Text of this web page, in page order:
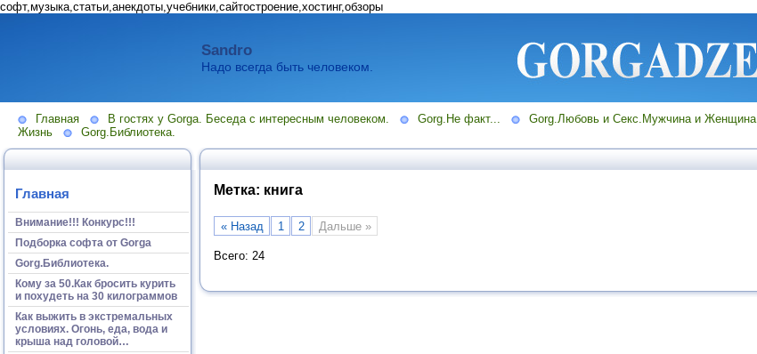
софт,музыка,статьи,анекдоты,учебники,сайтостроение,хостинг,обзоры
Sandro
Надо всегда быть человеком.
Главная В гостях у Gorga. Беседа с интересным человеком. Gorg.Не факт... Gorg.Любовь и Секс.Мужчина и Женщина
Жизнь
Gorg.Библиотека.
Главная
Внимание!!! Конкурс!!!
Подборка софта от Gorga
Gorg.Библиотека.
Кому за 50.Как бросить курить
и похудеть на 30 килограммов
Как выжить в экстремальных
условиях. Огонь, еда, вода и
крыша над головой…
Метка: книга
« Назад 1 2 Дальше »
Всего: 24